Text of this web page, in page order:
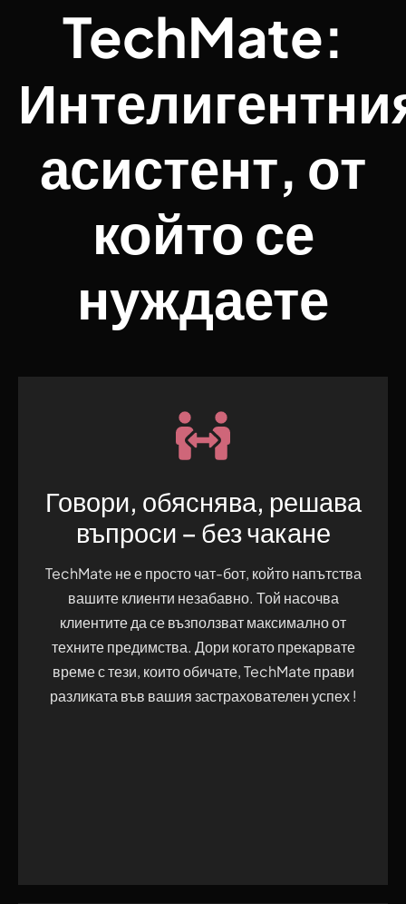
TechMate:
асистент, от
който се
нуждаете
Говори, обяснява, решава
въпроси – без чакане
TechMate не е просто чат-бот, който напътства
вашите клиенти незабавно. Той насочва
клиентите да се възползват максимално от
техните предимства. Дори когато прекарвате
време с тези, които обичате, TechMate прави
разликата във вашия застрахователен успех !